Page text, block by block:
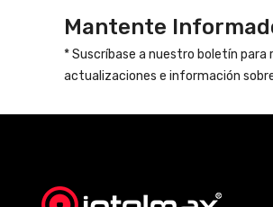
Mantente
* Suscríbase a nuestro boletín
actualizaciones e información